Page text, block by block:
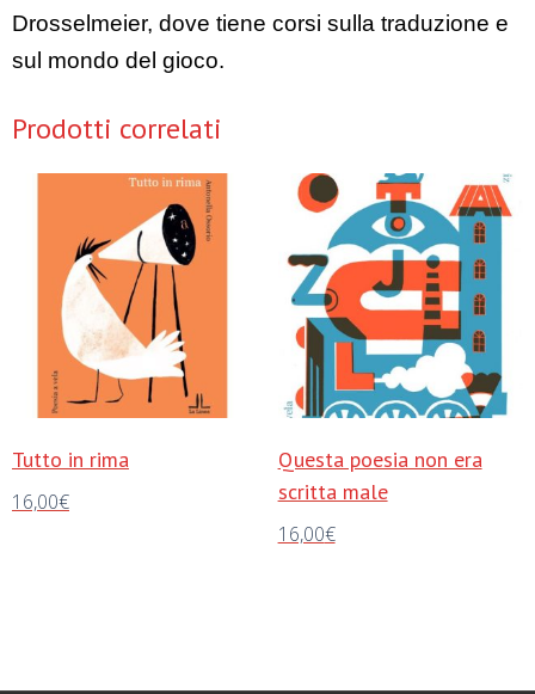
Drosselmeier, dove tiene corsi sulla traduzione e
sul mondo del gioco.
Prodotti correlati
Tutto in rima
16,00€
Questa poesia non era
scritta male
16,00€